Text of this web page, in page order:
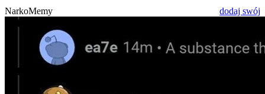
NarkoMemy
dodaj swój